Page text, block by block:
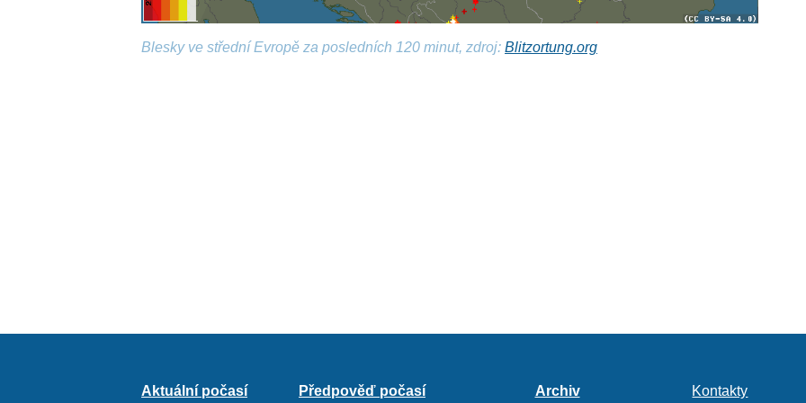
Blesky ve střední Evropě za posledních 120 minut, zdroj:Blitzortung.org
Aktuální počasí Předpověď počasí Archiv Kontakty